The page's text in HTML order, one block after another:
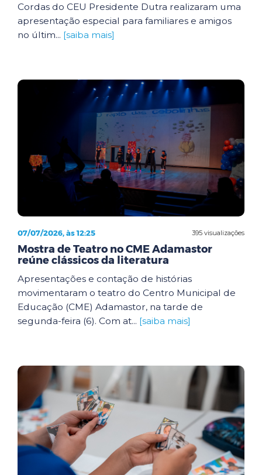
Cordas do CEU Presidente Dutra realizaram uma
apresentação especial para familiares e amigos
no últim... [saiba mais]
395 visualizações
07/07/2026, às 12:25
Mostra de Teatro no CME Adamastor
reúne clássicos da literatura
Apresentações e contação de histórias
movimentaram o teatro do Centro Municipal de
Educação (CME) Adamastor, na tarde de
segunda-feira (6). Com at... [saiba mais]